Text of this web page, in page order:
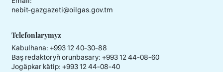
nebit-gazgazeti@oilgas.gov.tm
Telefonlarymyz
Kabulhana: +993 12 40-30-88
Baş redaktoryň orunbasary: +993 12 44-08-60
Jogäpkar kätip: +993 12 44-08-40